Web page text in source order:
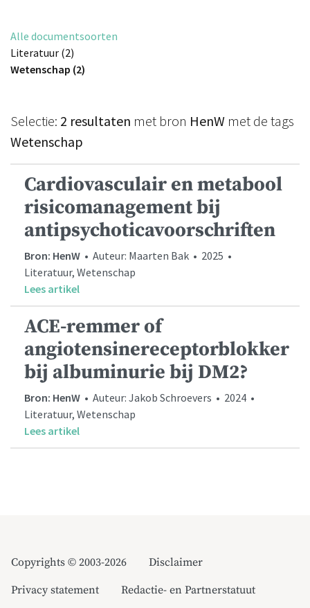
Alle documentsoorten
Literatuur (2)
Wetenschap (2)
Selectie: 2 resultaten met bron HenW met de tags
Wetenschap
Cardiovasculair en metabool
risicomanagement bij
antipsychoticavoorschriften
Bron: HenW • Auteur: Maarten Bak • 2025 •
Literatuur, Wetenschap
Lees artikel
ACE-remmer of
angiotensinereceptorblokker
bij albuminurie bij DM2?
Bron: HenW • Auteur: Jakob Schroevers • 2024 •
Literatuur, Wetenschap
Lees artikel
Copyrights © 2003-2026
Disclaimer
Privacy statement
Redactie- en Partnerstatuut